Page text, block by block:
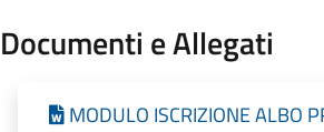
Documenti e Allegati
MODULO ISCRIZIONE